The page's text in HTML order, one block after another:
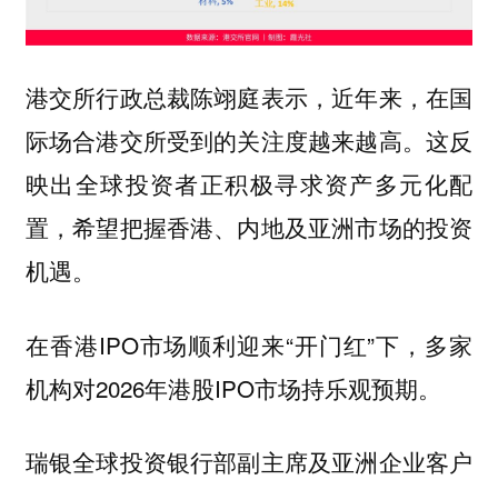
港交所行政总裁陈翊庭表示，近年来，在国
际场合港交所受到的关注度越来越高。这反
映出全球投资者正积极寻求资产多元化配
置，希望把握香港、内地及亚洲市场的投资
机遇。
在香港IPO市场顺利迎来“开门红”下，多家
机构对2026年港股IPO市场持乐观预期。
瑞银全球投资银行部副主席及亚洲企业客户